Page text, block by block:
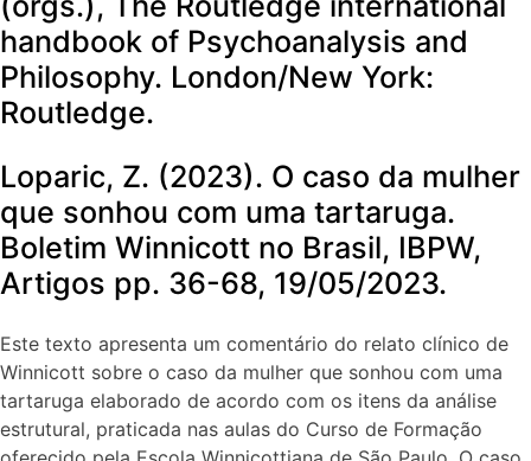
handbook of Psychoanalysis and
Philosophy. London/New York:
Routledge.
Loparic, Z. (2023). O caso da mulher
que sonhou com uma tartaruga.
Boletim Winnicott no Brasil, IBPW,
Artigos pp. 36-68, 19/05/2023.
Este texto apresenta um comentário do relato clínico de
Winnicott sobre o caso da mulher que sonhou com uma
tartaruga elaborado de acordo com os itens da análise
estrutural, praticada nas aulas do Curso de Formação